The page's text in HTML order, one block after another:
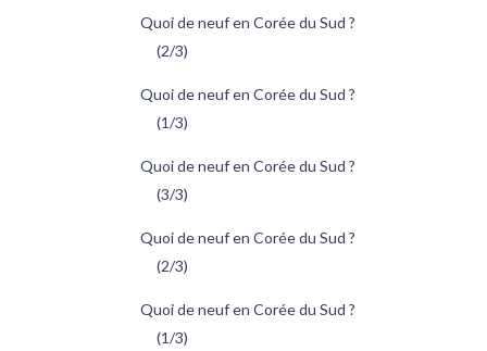
Quoi de neuf en Corée du Sud ?
(2/3)
Quoi de neuf en Corée du Sud ?
(1/3)
Quoi de neuf en Corée du Sud ?
(3/3)
Quoi de neuf en Corée du Sud ?
(2/3)
Quoi de neuf en Corée du Sud ?
(1/3)